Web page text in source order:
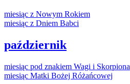
miesiąc z Nowym Rokiem
miesiąc z Dniem Babci
październik
miesiąc pod znakiem Wagi i Skorpiona
miesiąc Matki Bożej Różańcowej